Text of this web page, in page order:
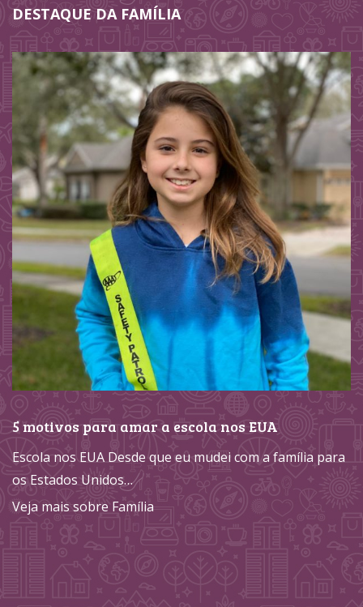
DESTAQUE DA FAMÍLIA
5 motivos para amar a escola nos EUA
Escola nos EUA Desde que eu mudei com a família para
os Estados Unidos…
Veja mais sobre Família